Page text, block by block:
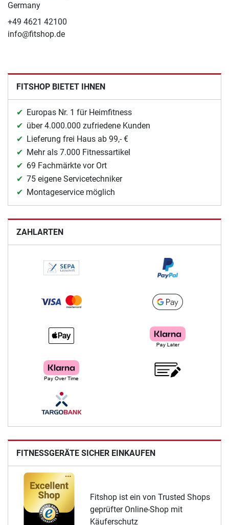
Germany
+49 4621 42100
info@fitshop.de
FITSHOP BIETET IHNEN
Europas Nr. 1 für Heimfitness
über 4.000.000 zufriedene Kunden
Lieferung frei Haus ab 99,- €
Mehr als 7.000 Fitnessartikel
69 Fachmärkte vor Ort
75 eigene Servicetechniker
Montageservice möglich
ZAHLARTEN
FITNESSGERÄTE SICHER EINKAUFEN
Fitshop ist ein von Trusted Shops
geprüfter Online-Shop mit
Käuferschutz